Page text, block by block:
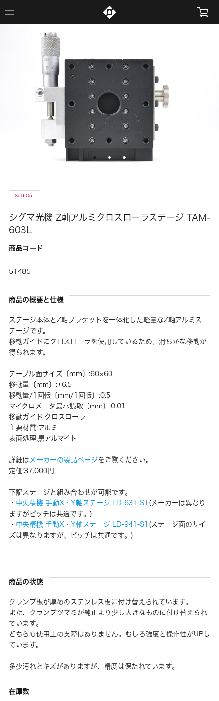
Sold Out
シグマ光機 Z軸アルミクロスローラステージ TAM-
603L
商品コード
51485
商品の概要と仕様
ステージ本体とZ軸ブラケットを一体化した軽量なZ軸アルミス
テージです。
移動ガイドにクロスローラを使用しているため、滑らかな移動が
得られます。
テーブル面サイズ〔mm〕:60×60
移動量〔mm〕:±6.5
移動量/1回転〔mm/1回転〕:0.5
マイクロメータ最小読取〔mm〕:0.01
移動ガイド:クロスローラ
主要材質:アルミ
表面処理:黒アルマイト
詳細は メーカーの製品ページをご覧ください。
定価:37,000円
下記ステージと組み合わせが可能です。
・ 中央精機 手動X・Y軸ステージ LD-631-S1 (メーカーは異なり
ますがピッチは共通です。)
・ 中央精機 手動X・Y軸ステージ LD-941-S1 (ステージ面のサイ
ズは異なりますが、ピッチは共通です。)
商品の状態
クランプ板が厚めのステンレス板に付け替えられています。
また、クランプツマミが純正より少し大きなものに付け替えられ
ています。
どちらも使用上の支障はありません。むしろ強度と操作性がUPし
ています。
多少汚れとキズがありますが、精度は保たれています。
在庫数